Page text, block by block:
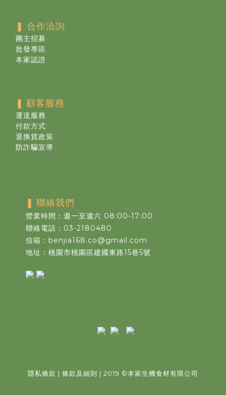
❚ 合作洽詢
團主招募
批發專區
本家認證
❚ 顧客服務
運送服務
付款方式
退換貨政策
防詐騙宣導
❚ 聯絡我們
營業時間：週一至週六 08:00-17:00
聯絡電話：03-2180480
信箱：benjia168.co@gmail.com
地址：桃園市桃園區建國東路15巷5號
隱私條款 | 條款及細則 | 2019 ©本家生機食材有限公司